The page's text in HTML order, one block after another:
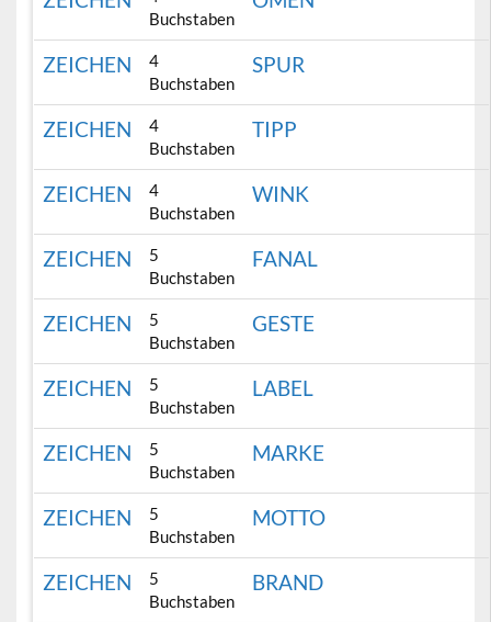
Buchstaben
ZEICHEN
4
Buchstaben
SPUR
ZEICHEN
4
Buchstaben
TIPP
ZEICHEN
4
Buchstaben
WINK
ZEICHEN
5
Buchstaben
FANAL
ZEICHEN
5
Buchstaben
GESTE
ZEICHEN
5
Buchstaben
LABEL
ZEICHEN
5
Buchstaben
MARKE
ZEICHEN
5
Buchstaben
MOTTO
ZEICHEN
5
Buchstaben
BRAND